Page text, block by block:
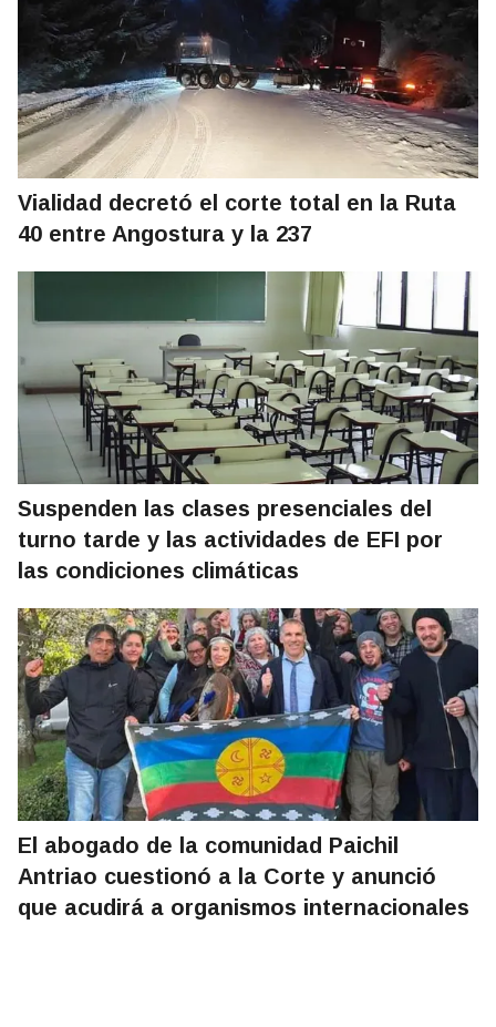
Vialidad decretó el corte total en la Ruta
40 entre Angostura y la 237
Suspenden las clases presenciales del
turno tarde y las actividades de EFI por
las condiciones climáticas
El abogado de la comunidad Paichil
Antriao cuestionó a la Corte y anunció
que acudirá a organismos internacionales